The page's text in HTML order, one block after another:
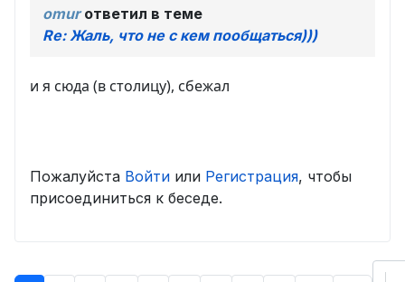
omurответил в теме
Re: Жаль, что не с кем пообщаться)))
и я сюда (в столицу), сбежал
Пожалуйста Войти или Регистрация, чтобы
присоединиться к беседе.